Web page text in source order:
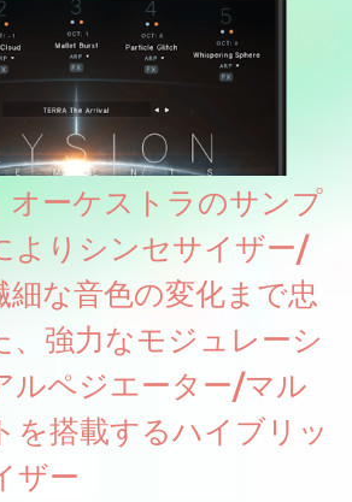
オーケストラのサンプ
よりシンセサイザー/
細な音色の変化まで忠
、強力なモジュレーシ
ルペジエーター/マル
を搭載するハイブリッ
ザー